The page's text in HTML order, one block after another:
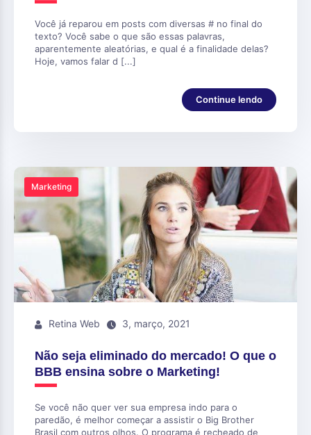
Você já reparou em posts com diversas # no final do
texto? Você sabe o que são essas palavras,
aparentemente aleatórias, e qual é a finalidade delas?
Hoje, vamos falar d [...]
Continue lendo
Marketing
Retina Web 3, março, 2021
Não seja eliminado do mercado! O que o
BBB ensina sobre o Marketing!
Se você não quer ver sua empresa indo para o
paredão, é melhor começar a assistir o Big Brother
Brasil com outros olhos. O programa é recheado de